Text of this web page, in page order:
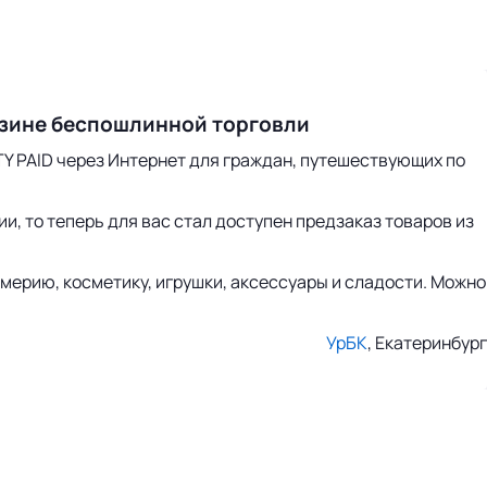
беспошлинной торговли
PAID через Интернет для граждан, путешествующих по
то теперь для вас стал доступен предзаказ товаров из
косметику, игрушки, аксессуары и сладости. Можно
УрБК, Екатеринбург